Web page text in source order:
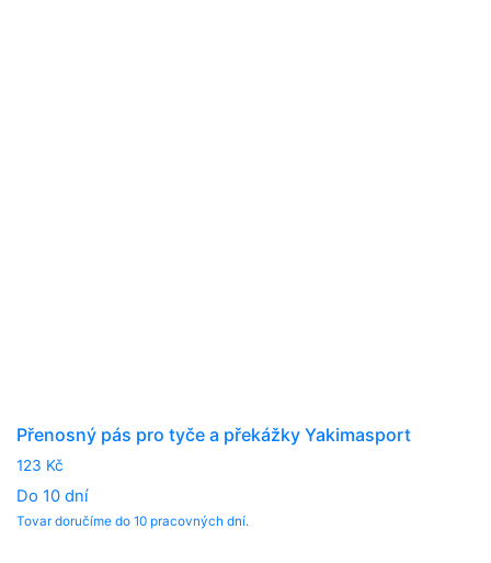
Přenosný pás pro tyče a překážky Yakimasport
123 Kč
Do 10 dní
Tovar doručíme do 10 pracovných dní.